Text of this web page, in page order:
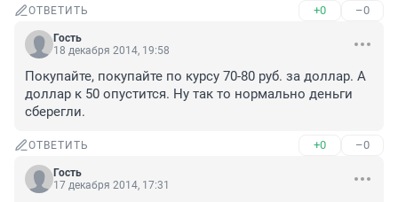
ОТВЕТИТЬ +0 –0
Гость
18 декабря 2014, 19:58
Покупайте, покупайте по курсу 70-80 руб. за доллар. А
доллар к 50 опустится. Ну так то нормально деньги
сберегли.
ОТВЕТИТЬ +0 –0
Гость
17 декабря 2014, 17:31